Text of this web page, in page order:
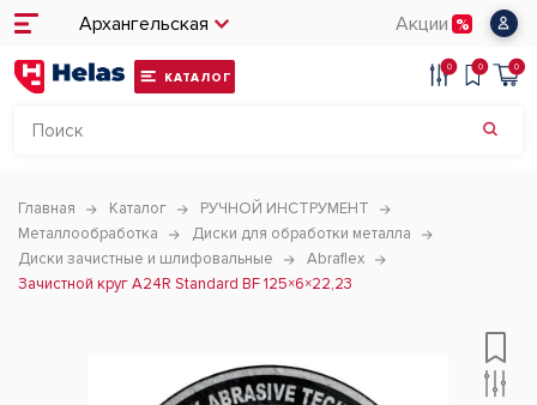
Архангельская Акции
КАТАЛОГ
0 0 0
Главная Каталог
РУЧНОЙ ИНСТРУМЕНТ
Металлообработка
Диски для обработки металла
Диски зачистные и шлифовальные
Abraflex
Зачистной круг A24R Standard BF 125×6×22,23